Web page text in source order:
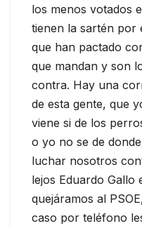
los menos votados
tienen la sartén por
que han pactado
que mandan y son
contra. Hay una
de esta gente, que
viene si de los
o yo no se de
luchar nosotros
lejos Eduardo Gallo
quejáramos al
caso por teléfono